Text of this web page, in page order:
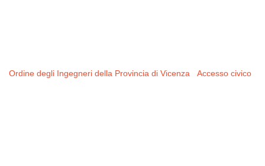
Ordine degli Ingegneri della Provincia di Vicenza
Accesso civico